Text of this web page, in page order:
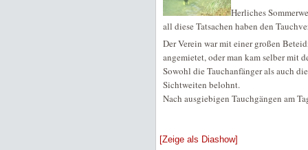
Herliches
all diese Tatsachen haben den
Der Verein war mit einer großen
angemietet, oder man kam selber mit
Sowohl die Tauchanfänger als auch
Sichtweiten belohnt.
Nach ausgiebigen Tauchgängen am
[Zeige als Diashow]